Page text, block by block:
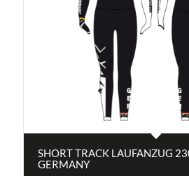
SHORT TRACK LAUFANZUG
GERMANY